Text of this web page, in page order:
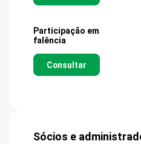
Participação em
falência
Consultar
Sócios e